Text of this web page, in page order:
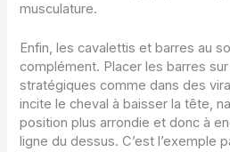
musculature.
Enfin, les cavalettis et barres au
complément. Placer les barres
stratégiques comme dans des
incite le cheval à baisser la tête,
position plus arrondie et donc à
ligne du dessus. C’est l’exemple